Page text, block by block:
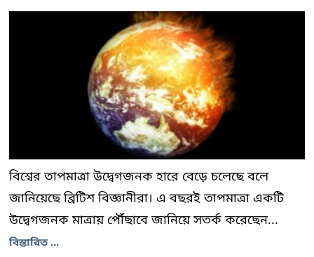
বিশ্বের তাপমাত্রা উদ্বেগজনক হারে বেড়ে চলেছে বলে
জানিয়েছে ব্রিটিশ বিজ্ঞানীরা। এ বছরই তাপমাত্রা একটি
উদ্বেগজনক মাত্রায় পৌঁছাবে জানিয়ে সতর্ক করেছেন...
বিস্তারিত ...